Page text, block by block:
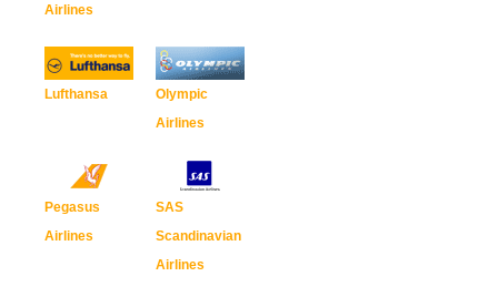
Airlines
Lufthansa
Olympic
Airlines
Pegasus
Airlines
SAS
Scandinavian
Airlines